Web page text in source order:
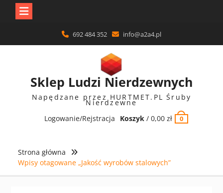
content
692 484 352 info@a2a4.pl
Sklep Ludzi Nierdzewnych
Napędzane przez HURTMET.PL Śruby
Nierdzewne
Logowanie/Rejstracja
Koszyk/ 0,00 zł 0
Strona główna
Wpisy otagowane „Jakość wyrobów stalowych”